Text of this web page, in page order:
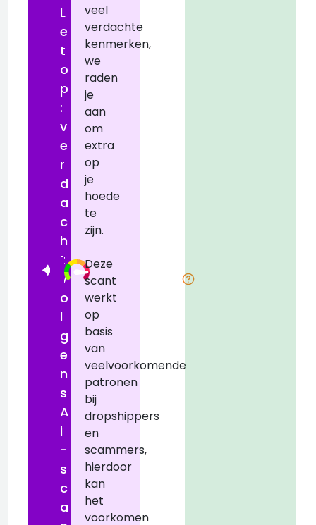
L
e
t
o
p
:
v
e
r
d
a
c
h
t
v
o
l
g
e
n
s
A
i
-
s
c
a
veel
verdachte
kenmerken,
we
raden
je
aan
om
extra
op
je
hoede
te
zijn.
Deze
scant
werkt
op
basis
van
veelvoorkomende
patronen
bij
dropshippers
en
scammers,
hierdoor
kan
het
voorkomen